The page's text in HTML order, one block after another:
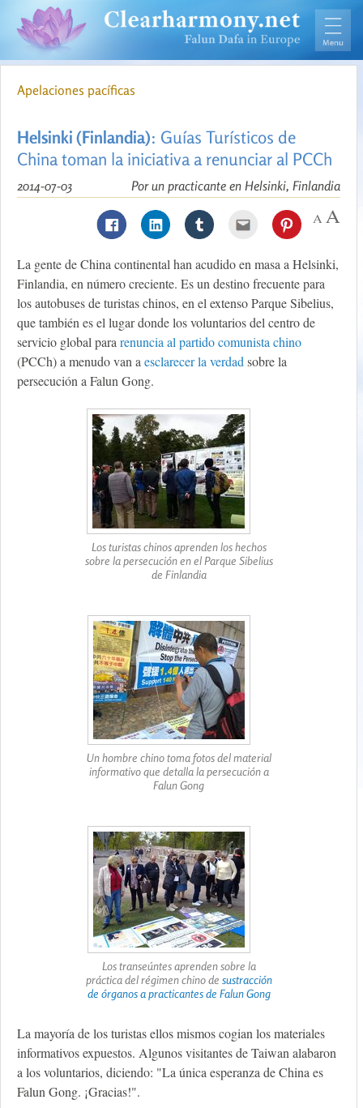
Apelaciones pacíficas
Helsinki (Finlandia): Guías Turísticos de
China toman la iniciativa a renunciar al PCCh
Por un practicante en Helsinki, Finlandia
2014-07-03
La gente de China continental han acudido en masa a Helsinki,
Finlandia, en número creciente. Es un destino frecuente para
los autobuses de turistas chinos, en el extenso Parque Sibelius,
que también es el lugar donde los voluntarios del centro de
servicio global pararenuncia al partido comunista chino
(PCCh) a menudo van aesclarecer la verdadsobre la
persecución a Falun Gong.
Los turistas chinos aprenden los hechos
sobre la persecución en el Parque Sibelius
de Finlandia
Un hombre chino toma fotos del material
informativo que detalla la persecución a
Falun Gong
Los transeúntes aprenden sobre la
práctica del régimen chino de sustracción
de órganos a practicantes de Falun Gong
La mayoría de los turistas ellos mismos cogian los materiales
informativos expuestos. Algunos visitantes de Taiwan alabaron
a los voluntarios, diciendo: "La única esperanza de China es
Falun Gong. ¡Gracias!".